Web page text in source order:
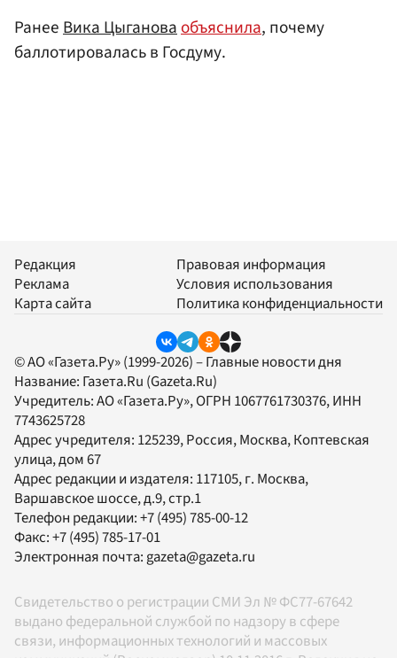
РанееВика Цыгановаобъяснила, почему
баллотировалась в Госдуму.
Редакция
Реклама
Карта сайта
Правовая информация
Условия использования
Политика конфиденциальности
© АО «Газета.Ру» (1999-2026) – Главные новости дня
Название: Газета.Ru (Gazeta.Ru)
Учредитель:АО «Газета.Ру», ОГРН 1067761730376, ИНН
7743625728
Адрес учредителя: 125239, Россия, Москва, Коптевская
улица, дом 67
Адрес редакции и издателя: 117105, г. Москва,
Варшавское шоссе, д.9, стр.1
Телефон редакции:+7 (495) 785-00-12
Факс:+7 (495) 785-17-01
Электронная почта: gazeta@gazeta.ru
Свидетельство о регистрации СМИ Эл № ФС77-67642
выдано федеральной службой по надзору в сфере
связи, информационных технологий и массовых